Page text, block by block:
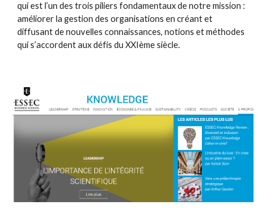
qui est l’un des trois piliers fondamentaux de notre mission :
améliorer la gestion des organisations en créant et
diffusant de nouvelles connaissances, notions et méthodes
qui s’accordent aux défis du XXIème siècle.